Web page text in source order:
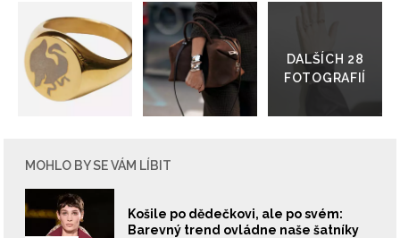
Přihlášením k newsletteru souhlasíte sObchodními
galerie
MOHLO BY SE VÁM LÍBIT
Košile po dědečkovi, ale po svém:
Barevný trend ovládne naše šatníky